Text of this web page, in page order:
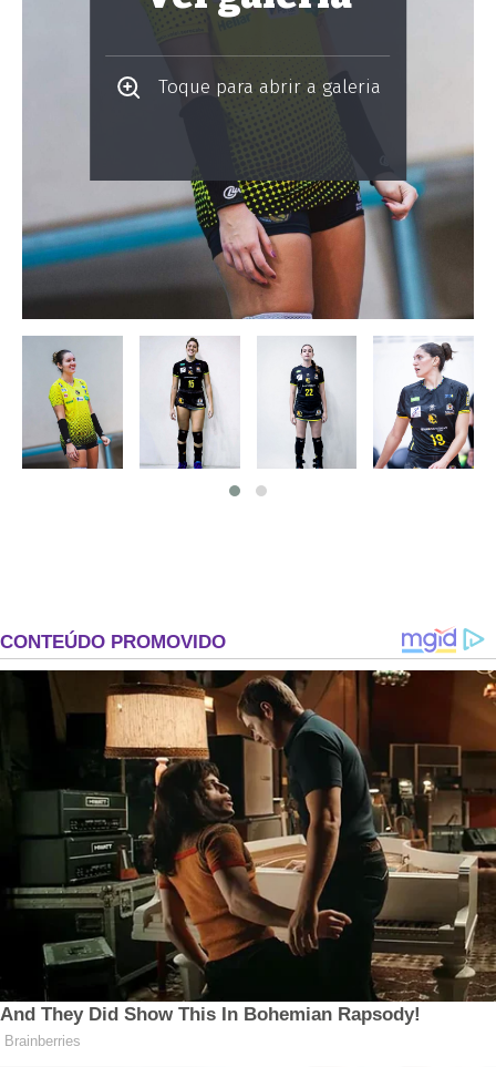
Toque para abrir a galeria